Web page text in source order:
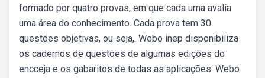
formado por quatro provas, em que cada uma avalia
uma área do conhecimento. Cada prova tem 30
questões objetivas, ou seja,. Webo inep disponibiliza
os cadernos de questões de algumas edições do
encceja e os gabaritos de todas as aplicações. Webo